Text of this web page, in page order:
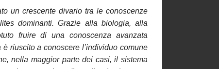
un crescente divario tra le conoscenze
dominanti. Grazie alla biologia, alla
fruire di una conoscenza avanzata
riuscito a conoscere l’individuo comune
nella maggior parte dei casi, il sistema